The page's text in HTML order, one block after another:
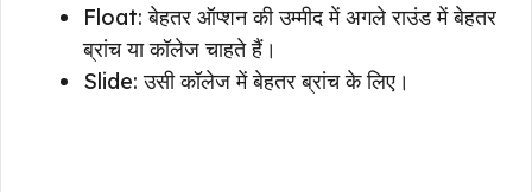
Float: बेहतर ऑप्शन की उम्मीद में अगले राउंड में बेहतर
ब्रांच या कॉलेज चाहते हैं।
Slide: उसी कॉलेज में बेहतर ब्रांच के लिए।